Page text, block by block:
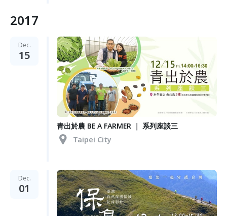
2017
Dec.
15
青出於農 BE A FARMER ｜ 系列座談三
Taipei City
Dec.
01